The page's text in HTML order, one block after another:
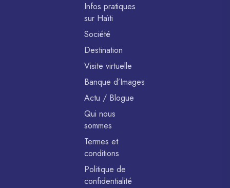
Infos pratiques
sur Haïti
Société
Destination
Visite virtuelle
Banque d’Images
Actu / Blogue
Qui nous
sommes
Termes et
conditions
Politique de
confidentialité